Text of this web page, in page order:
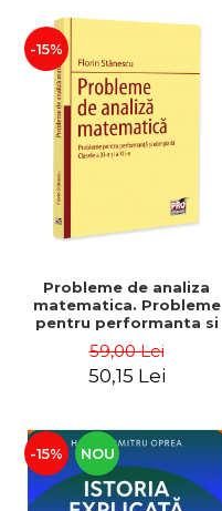
-15%
Probleme de analiza
matematica. Probleme
pentru performanta si
a XII-a - Florin Stanescu
59,00 Lei
50,15 Lei
-15% NOU